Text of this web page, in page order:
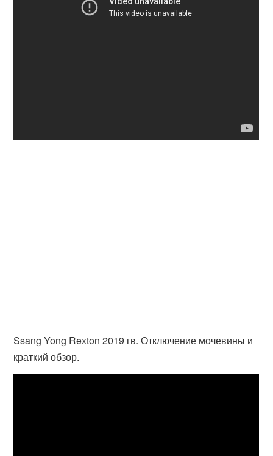
Ssang Yong Rexton 2019 гв. Отключение мочевины и
краткий обзор.